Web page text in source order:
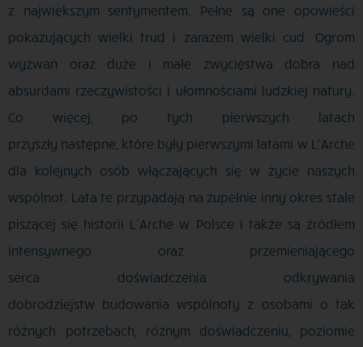
z największym sentymentem. Pełne są one opowieści
pokazujących wielki trud i zarazem wielki cud. Ogrom
wyzwań oraz duże i małe zwycięstwa dobra nad
absurdami rzeczywistości i ułomnościami ludzkiej natury.
Co więcej, po tych pierwszych latach
przyszły następne, które były pierwszymi latami w L’Arche
dla kolejnych osób włączających się w życie naszych
wspólnot. Lata te przypadają na zupełnie inny okres stale
piszącej się historii L’Arche w Polsce i także są źródłem
intensywnego oraz przemieniającego
serca doświadczenia odkrywania
dobrodziejstw budowania wspólnoty z osobami o tak
różnych potrzebach, różnym doświadczeniu, poziomie